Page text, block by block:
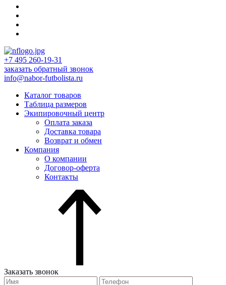
+7 495 260-19-31
заказать обратный звонок
info@nabor-futbolista.ru
Каталог товаров
Таблица размеров
Экипировочный центр
Оплата заказа
Доставка товара
Возврат и обмен
Компания
О компании
Договор-оферта
Контакты
Заказать звонок